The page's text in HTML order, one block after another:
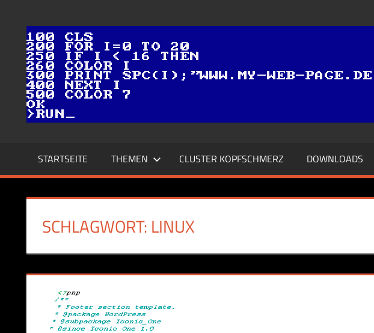
springen
STARTSEITE THEMEN CLUSTER KOPFSCHMERZ DOWNLOADS
SCHLAGWORT: LINUX